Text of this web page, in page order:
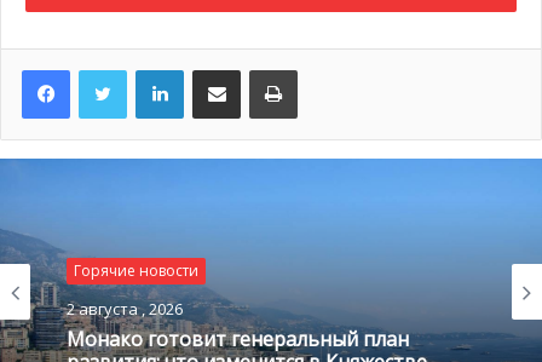
LinkedInПоделиться по электронной почте Распечатать
Горячие новости
2 августа , 2026
Монако готовит генеральный план